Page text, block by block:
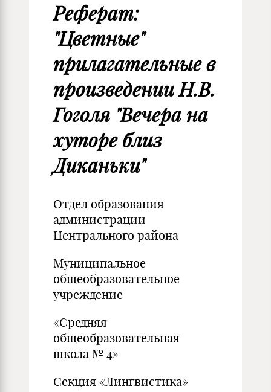
Реферат:
"Цветные"
прилагательные в
произведении Н.В.
Гоголя "Вечера на
хуторе близ
Диканьки"
Отдел образования
администрации
Центрального района
Муниципальное
общеобразовательное
учреждение
«Средняя
общеобразовательная
школа № 4»
Секция «Лингвистика»